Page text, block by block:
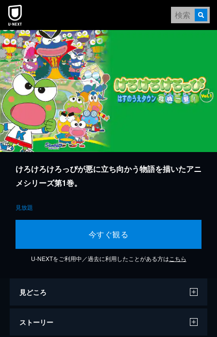
本文へスキップ
けろけろけろっぴが悪に立ち向かう物語を描いたアニ
メシリーズ第1巻。
見放題
今すぐ観る
U-NEXTをご利用中／過去に利用したことがある方は こちら
見どころ
ストーリー